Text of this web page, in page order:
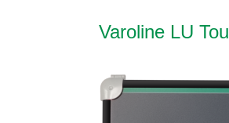
Varoline LU